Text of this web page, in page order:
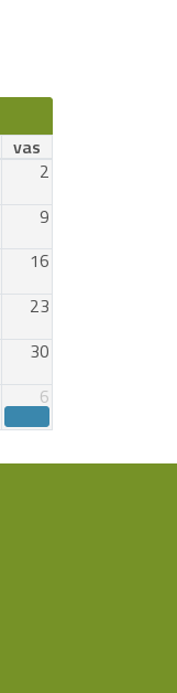
vas
2
9
16
23
30
6